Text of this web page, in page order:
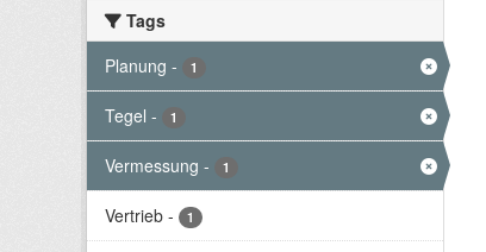
Tags
Planung - 1
Tegel - 1
Vermessung - 1
Vertrieb - 1